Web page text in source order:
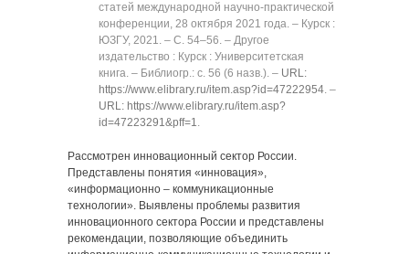
статей международной научно-практической
конференции, 28 октября 2021 года. ‒ Курск :
ЮЗГУ, 2021. ‒ C. 54‒56. ‒ Другое
издательство : Курск : Университетская
книга. ‒ Библиогр.: с. 56 (6 назв.). ‒ URL:
https://www.elibrary.ru/item.asp?id=47222954. ‒
URL: https://www.elibrary.ru/item.asp?
id=47223291&pff=1.
Рассмотрен инновационный сектор России.
Представлены понятия «инновация»,
«информационно ‒ коммуникационные
технологии». Выявлены проблемы развития
инновационного сектора России и представлены
рекомендации, позволяющие объединить